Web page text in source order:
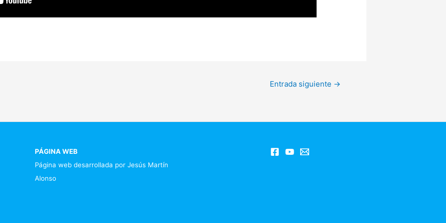
Entrada siguiente →
PÁGINA WEB
Página web desarrollada por Jesús Martín
Alonso